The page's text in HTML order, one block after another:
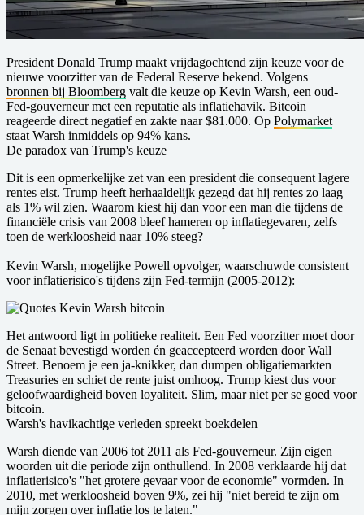
President Donald Trump maakt vrijdagochtend zijn keuze voor de
nieuwe voorzitter van de Federal Reserve bekend. Volgens
bronnen bij Bloomberg valt die keuze op Kevin Warsh, een oud-
Fed-gouverneur met een reputatie als inflatiehavik. Bitcoin
reageerde direct negatief en zakte naar $81.000. Op Polymarket
staat Warsh inmiddels op 94% kans.
De paradox van Trump's keuze
Dit is een opmerkelijke zet van een president die consequent lagere
rentes eist. Trump heeft herhaaldelijk gezegd dat hij rentes zo laag
als 1% wil zien. Waarom kiest hij dan voor een man die tijdens de
financiële crisis van 2008 bleef hameren op inflatiegevaren, zelfs
toen de werkloosheid naar 10% steeg?
Kevin Warsh, mogelijke Powell opvolger, waarschuwde consistent
voor inflatierisico's tijdens zijn Fed-termijn (2005-2012):
Het antwoord ligt in politieke realiteit. Een Fed voorzitter moet door
de Senaat bevestigd worden én geaccepteerd worden door Wall
Street. Benoem je een ja-knikker, dan dumpen obligatiemarkten
Treasuries en schiet de rente juist omhoog. Trump kiest dus voor
geloofwaardigheid boven loyaliteit. Slim, maar niet per se goed voor
bitcoin.
Warsh's havikachtige verleden spreekt boekdelen
Warsh diende van 2006 tot 2011 als Fed-gouverneur. Zijn eigen
woorden uit die periode zijn onthullend. In 2008 verklaarde hij dat
inflatierisico's "het grotere gevaar voor de economie" vormden. In
2010, met werkloosheid boven 9%, zei hij "niet bereid te zijn om
mijn zorgen over inflatie los te laten."